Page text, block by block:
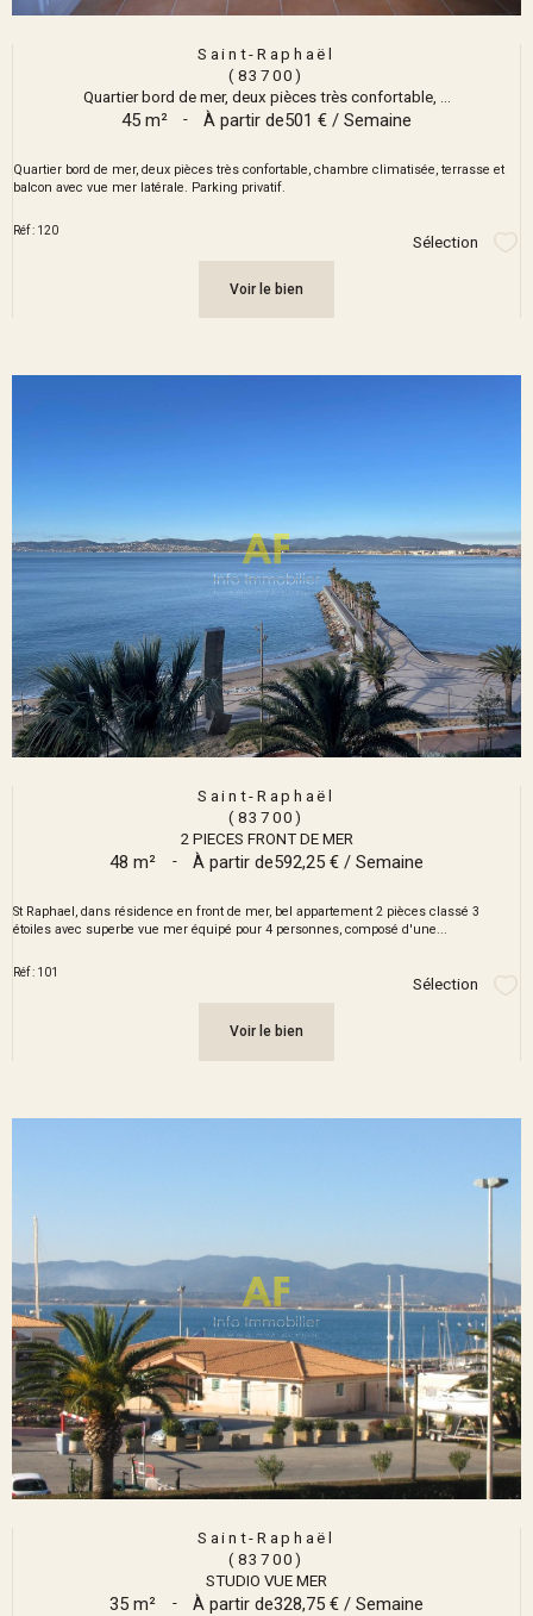
Saint-Raphaël
(83700)
Quartier bord de mer, deux pièces très confortable, ...
45 m² - À partir de501 € / Semaine
Quartier bord de mer, deux pièces très confortable, chambre climatisée, terrasse et
balcon avec vue mer latérale. Parking privatif.
Réf : 120
Sélection
Voir le bien
Saint-Raphaël
(83700)
2 PIECES FRONT DE MER
48 m² - À partir de592,25 € / Semaine
St Raphael, dans résidence en front de mer, bel appartement 2 pièces classé 3
étoiles avec superbe vue mer équipé pour 4 personnes, composé d'une...
Réf : 101
Sélection
Voir le bien
Saint-Raphaël
(83700)
STUDIO VUE MER
35 m² - À partir de328,75 € / Semaine